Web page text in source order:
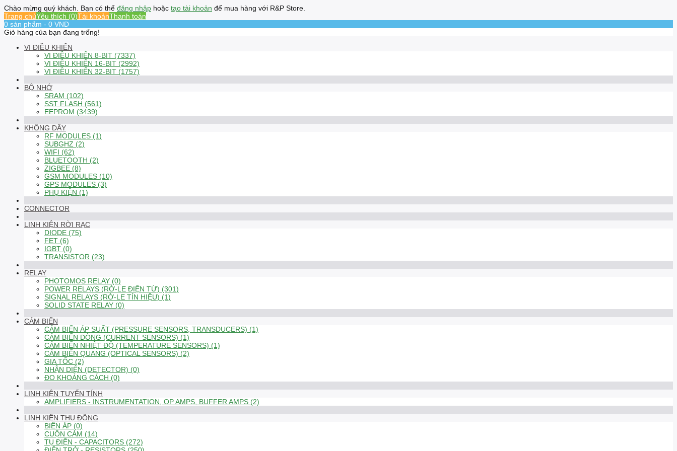
Chào mừng quý khách. Bạn có thể đăng nhập hoặc tạo tài khoản để mua hàng với R&P Store.
Trang chủYêu thích (0)Tài khoảnThanh toán
0 sản phẩm - 0 VND
Giỏ hàng của bạn đang trống!
VI ĐIỀU KHIỂN
VI ĐIỀU KHIỂN 8-BIT (7337)
VI ĐIỀU KHIỂN 16-BIT (2992)
VI ĐIỀU KHIỂN 32-BIT (1757)
BỘ NHỚ
SRAM (102)
SST FLASH (561)
EEPROM (3439)
KHÔNG DÂY
RF MODULES (1)
SUBGHZ (2)
WIFI (62)
BLUETOOTH (2)
ZIGBEE (8)
GSM MODULES (10)
GPS MODULES (3)
PHỤ KIỆN (1)
CONNECTOR
LINH KIỆN RỜI RẠC
DIODE (75)
FET (6)
IGBT (0)
TRANSISTOR (23)
RELAY
PHOTOMOS RELAY (0)
POWER RELAYS (RỜ-LE ĐIỆN TỪ) (301)
SIGNAL RELAYS (RỜ-LE TÍN HIỆU) (1)
SOLID STATE RELAY (0)
CẢM BIẾN
CẢM BIẾN ÁP SUẤT (PRESSURE SENSORS, TRANSDUCERS) (1)
CẢM BIẾN DÒNG (CURRENT SENSORS) (1)
CẢM BIẾN NHIỆT ĐỘ (TEMPERATURE SENSORS) (1)
CẢM BIẾN QUANG (OPTICAL SENSORS) (2)
GIA TỐC (2)
NHẬN DIỆN (DETECTOR) (0)
ĐO KHOẢNG CÁCH (0)
LINH KIỆN TUYẾN TÍNH
AMPLIFIERS - INSTRUMENTATION, OP AMPS, BUFFER AMPS (2)
LINH KIỆN THỤ ĐỘNG
BIẾN ÁP (0)
CUỘN CẢM (14)
TỤ ĐIỆN - CAPACITORS (272)